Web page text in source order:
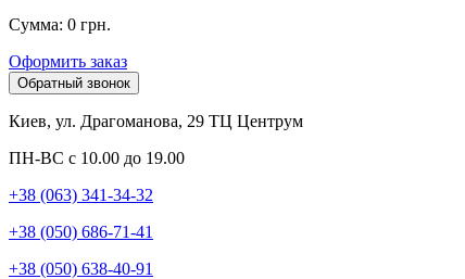
Сумма: 0 грн.
Оформить заказ
Обратный звонок
Киев, ул. Драгоманова, 29 ТЦ Центрум
ПН-ВС с 10.00 до 19.00
+38 (063) 341-34-32
+38 (050) 686-71-41
+38 (050) 638-40-91